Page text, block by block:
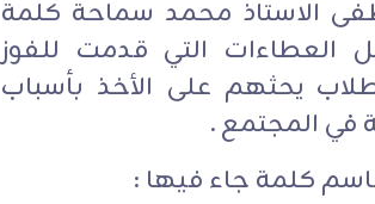
الاستاذ محمد سماحة كلمة
العطاءات التي قدمت للفوز
يحثهم على الأخذ بأسباب
في المجتمع .
كلمة جاء فيها :